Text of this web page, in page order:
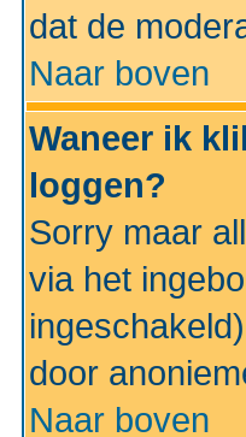
dat de
Naar boven
Waneer ik
loggen?
Sorry maar
via het
door
Naar boven